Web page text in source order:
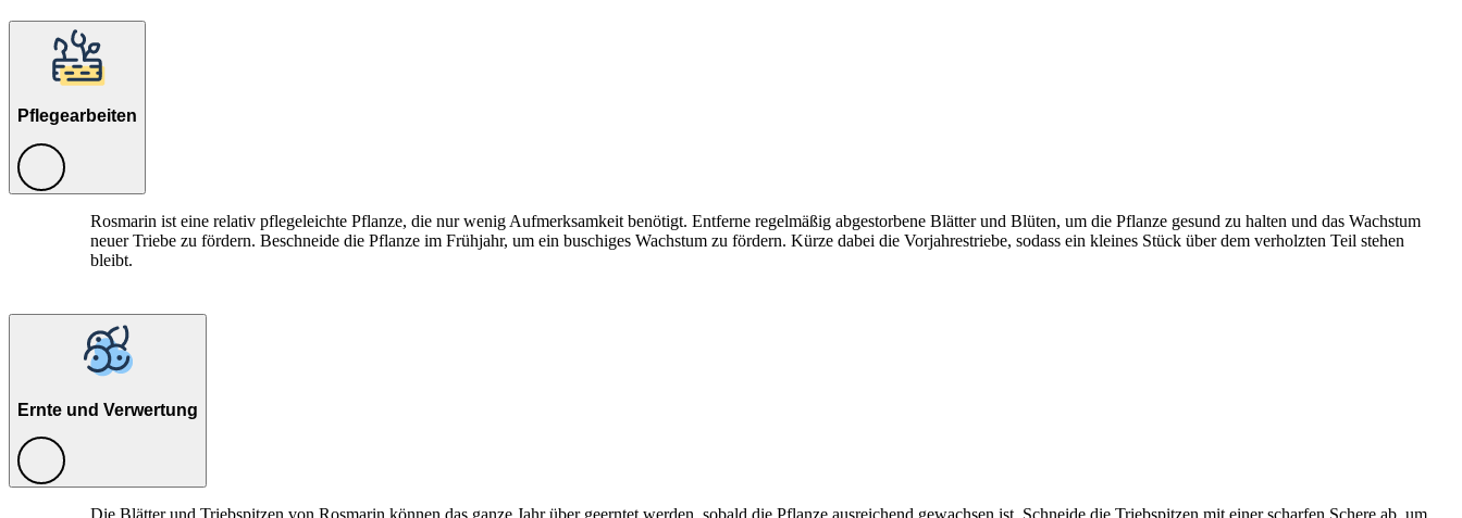
Pflegearbeiten
Rosmarin ist eine relativ pflegeleichte Pflanze, die nur wenig Aufmerksamkeit benötigt. Entferne regelmäßig abgestorbene Blätter und Blüten, um die Pflanze gesund zu halten und das Wachstum
neuer Triebe zu fördern. Beschneide die Pflanze im Frühjahr, um ein buschiges Wachstum zu fördern. Kürze dabei die Vorjahrestriebe, sodass ein kleines Stück über dem verholzten Teil stehen
bleibt.
Ernte und Verwertung